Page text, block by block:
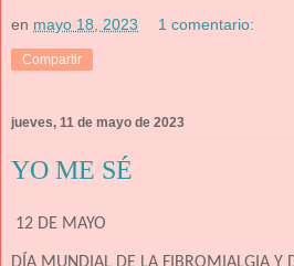
en mayo 18, 2023 1 comentario:
Compartir
jueves, 11 de mayo de 2023
YO ME SÉ
12 DE MAYO